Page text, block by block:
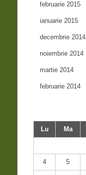
februarie 2015
ianuarie 2015
decembrie 2014
noiembrie 2014
martie 2014
februarie 2014
Lu
Ma
4 5